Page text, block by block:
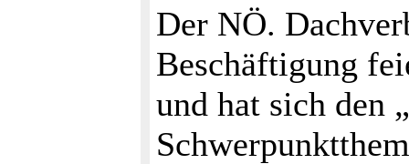
Der NÖ.
Beschäftigung
und hat sich den